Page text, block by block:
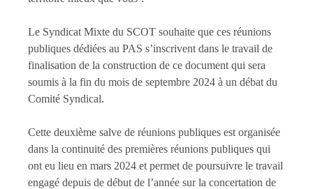
Le Syndicat Mixte du SCOT souhaite que ces réunions
publiques dédiées au PAS s’inscrivent dans le travail de
finalisation de la construction de ce document qui sera
soumis à la fin du mois de septembre 2024 à un débat du
Comité Syndical.
Cette deuxième salve de réunions publiques est organisée
dans la continuité des premières réunions publiques qui
ont eu lieu en mars 2024 et permet de poursuivre le travail
engagé depuis de début de l’année sur la concertation de